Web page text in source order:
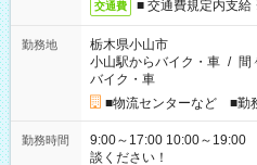
交通費 ■ 交通費規定内支
勤務地
栃木県小山市
小山駅からバイク・車 / 間
バイク・車
■物流センターなど ■勤
勤務時間
9:00～17:00 10:00～19:00 など ■ 他の時間帯もお
談ください！